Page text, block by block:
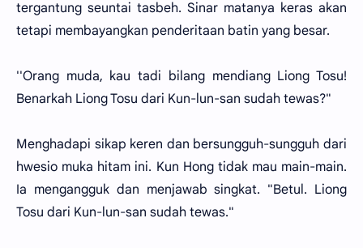
tergantung seuntai tasbeh. Sinar matanya keras akan
tetapi membayangkan penderitaan batin yang besar.
''Orang muda, kau tadi bilang mendiang Liong Tosu!
Benarkah Liong Tosu dari Kun-lun-san sudah tewas?"
Menghadapi sikap keren dan bersungguh-sungguh dari
hwesio muka hitam ini. Kun Hong tidak mau main-main.
Ia mengangguk dan menjawab singkat. "Betul. Liong
Tosu dari Kun-lun-san sudah tewas."